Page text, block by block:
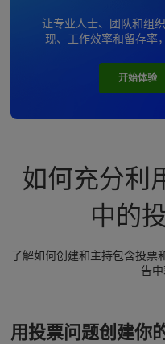
让专业人士、团队和组
现、工作效率和留存率
开始体验
如何充分
中的
了解如何创建和主持包含投票
告中
用投票问题创建你